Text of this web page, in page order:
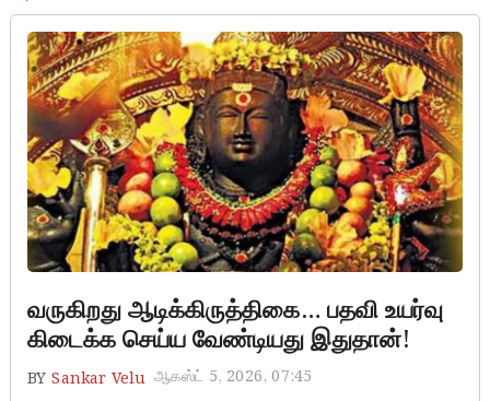
வருகிறது ஆடிக்கிருத்திகை… பதவி உயர்வு
கிடைக்க செய்ய வேண்டியது இதுதான்!
BY Sankar Velu ஆகஸ்ட் 5, 2026, 07:45